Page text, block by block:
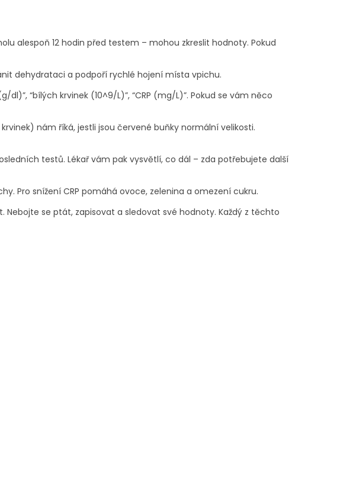
alespoň 12 hodin před testem – mohou zkreslit hodnoty. Pokud
dehydrataci a podpoří rychlé hojení místa vpichu.
“bílých krvinek (10^9/L)”, “CRP (mg/L)”. Pokud se vám něco
nám říká, jestli jsou červené buňky normální velikosti.
testů. Lékař vám pak vysvětlí, co dál – zda potřebujete další
Pro snížení CRP pomáhá ovoce, zelenina a omezení cukru.
se ptát, zapisovat a sledovat své hodnoty. Každý z těchto